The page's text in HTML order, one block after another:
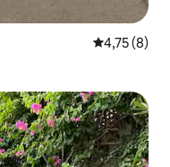
4,75 (8)